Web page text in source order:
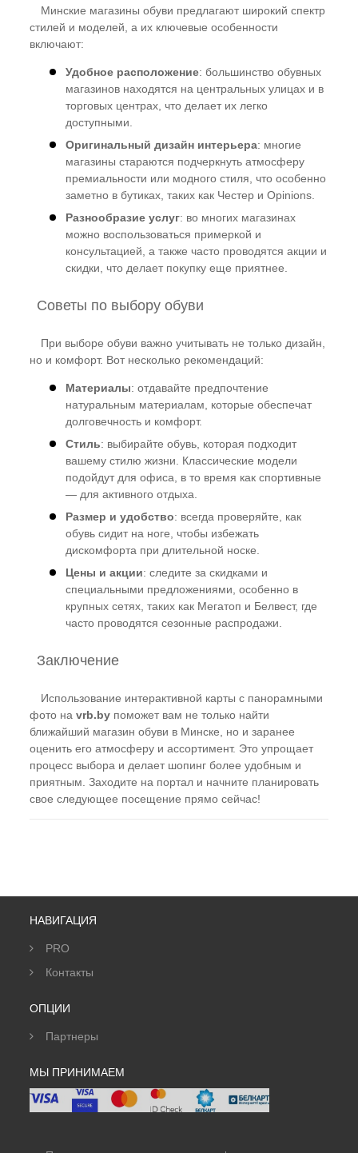
Минские магазины обуви предлагают широкий спектр
стилей и моделей, а их ключевые особенности
включают:
Удобное расположение: большинство обувных
магазинов находятся на центральных улицах и в
торговых центрах, что делает их легко
доступными.
Оригинальный дизайн интерьера: многие
магазины стараются подчеркнуть атмосферу
премиальности или модного стиля, что особенно
заметно в бутиках, таких как Честер и Opinions.
Разнообразие услуг: во многих магазинах
можно воспользоваться примеркой и
консультацией, а также часто проводятся акции и
скидки, что делает покупку еще приятнее.
Советы по выбору обуви
При выборе обуви важно учитывать не только дизайн,
но и комфорт. Вот несколько рекомендаций:
Материалы: отдавайте предпочтение
натуральным материалам, которые обеспечат
долговечность и комфорт.
Стиль: выбирайте обувь, которая подходит
вашему стилю жизни. Классические модели
подойдут для офиса, в то время как спортивные
— для активного отдыха.
Размер и удобство: всегда проверяйте, как
обувь сидит на ноге, чтобы избежать
дискомфорта при длительной носке.
Цены и акции: следите за скидками и
специальными предложениями, особенно в
крупных сетях, таких как Мегатоп и Белвест, где
часто проводятся сезонные распродажи.
Заключение
Использование интерактивной карты с панорамными
фото наvrb.by поможет вам не только найти
ближайший магазин обуви в Минске, но и заранее
оценить его атмосферу и ассортимент. Это упрощает
процесс выбора и делает шопинг более удобным и
приятным. Заходите на портал и начните планировать
свое следующее посещение прямо сейчас!
НАВИГАЦИЯ
PRO
Контакты
ОПЦИИ
Партнеры
МЫ ПРИНИМАЕМ